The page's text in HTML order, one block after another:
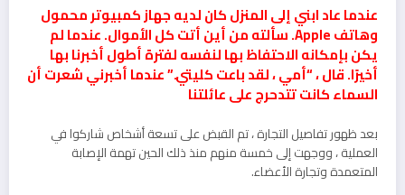
عندما عاد ابني إلى المنزل كان لديه جهاز كمبيوتر محمول
وهاتف Apple. سألته من أين أتت كل الأموال. عندما لم
يكن بإمكانه الاحتفاظ بها لنفسه لفترة أطول أخبرنا بها
أخيرًا. قال ، “أمي ، لقد باعت كليتي.” عندما أخبرني شعرت أن
السماء كانت تتدحرج على عائلتنا
بعد ظهور تفاصيل التجارة ، تم القبض على تسعة أشخاص شاركوا في
العملية ، ووجهت إلى خمسة منهم منذ ذلك الحين تهمة الإصابة
المتعمدة وتجارة الأعضاء.